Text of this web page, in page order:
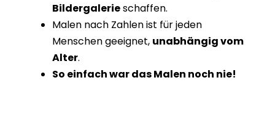
Bildergalerieschaffen.
Malen nach Zahlen ist für jeden
Menschen geeignet, unabhängig vom
Alter.
So einfach war das Malen noch nie!